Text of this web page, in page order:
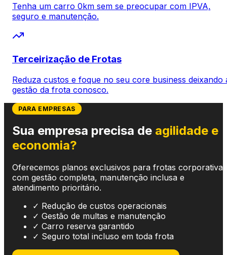
Tenha um carro 0km sem se preocupar com IPVA,
seguro e manutenção.
Terceirização de Frotas
Reduza custos e foque no seu core business deixando
gestão da frota conosco.
PARA EMPRESAS
Sua empresa precisa de agilidade e
economia?
Oferecemos planos exclusivos para frotas
com gestão completa, manutenção inclusa e
atendimento prioritário.
✓ Redução de custos operacionais
✓ Gestão de multas e manutenção
✓ Carro reserva garantido
✓ Seguro total incluso em toda frota